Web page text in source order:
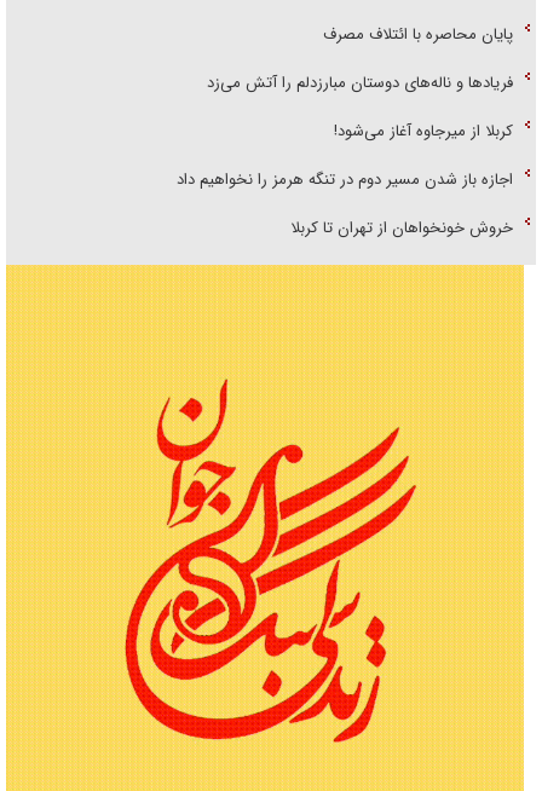
پایان محاصره با ائتلاف مصرف
فریاد‌ها و ناله‌های دوستان مبارزدلم را آتش می‌زد
کربلا از میرجاوه آغاز می‌شود!
اجازه باز شدن مسیر دوم در تنگه هرمز را نخواهیم داد
خروش خونخواهان از تهران تا کربلا